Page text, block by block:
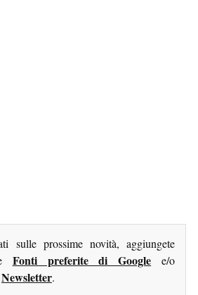
sulle prossime novità, aggiungete
Fonti preferite di Google e/o
Newsletter.